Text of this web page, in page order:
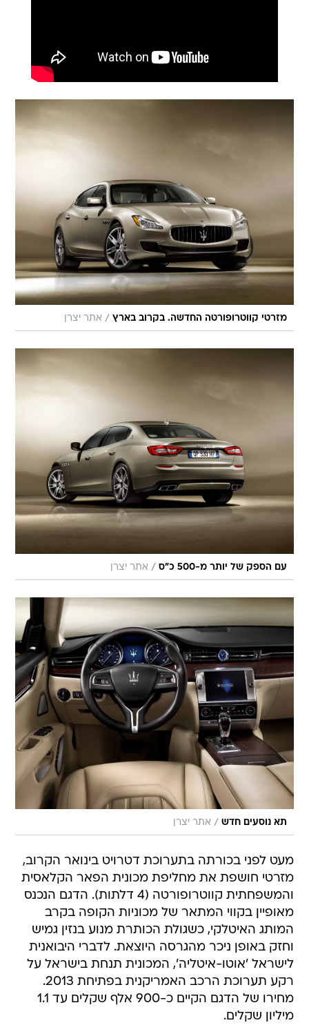
מזרטי קווטרופורטה החדשה. בקרוב בארץ / אתר יצרן
עם הספק של יותר מ-500 כ"ס / אתר יצרן
תא נוסעים חדש / אתר יצרן
מעט לפני בכורתה בתערוכת דטרויט בינואר הקרוב,
מזרטי חושפת את מחליפת מכונית הפאר הקלאסית
והמשפחתית קווטרופורטה (4 דלתות). הדגם הנכנס
מאופיין בקווי המתאר של מכוניות הקופה בקרב
המותג האיטלקי, כשגולת הכותרת מנוע בנזין גמיש
וחזק באופן ניכר מהגרסה היוצאת. לדברי היבואנית
לישראל 'אוטו-איטליה', המכונית תנחת בישראל על
רקע תערוכת הרכב האמריקנית בפתיחת 2013.
מחירו של הדגם הקיים כ-900 אלף שקלים עד 1.1
מיליון שקלים.